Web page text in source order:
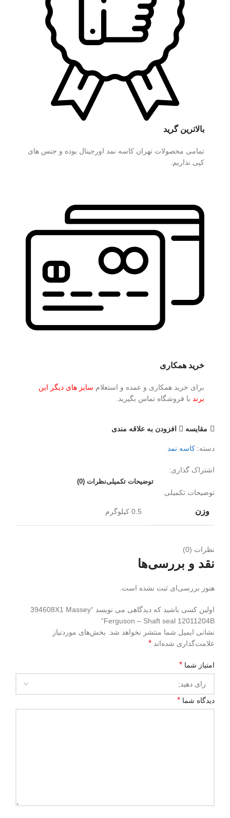
بالاترین گرید
تمامی محصولات تهران کاسه نمد اورجینال بوده و جنس های
کپی نداریم.
خرید همکاری
برای خرید همکاری و عمده و استعلام سایز های دیگر این
برند با فروشگاه تماس بگیرید.
مقايسه افزودن به علاقه مندی
دسته: کاسه نمد
اشتراک گذاری:
توضیحات تکمیلینظرات (0)
توضیحات تکمیلی
وزن 0.5 کیلوگرم
نظرات (0)
نقد و بررسی‌ها
هنوز بررسی‌ای ثبت نشده است.
اولین کسی باشید که دیدگاهی می نویسد “394608X1 Massey
Ferguson – Shaft seal 12011204B”
نشانی ایمیل شما منتشر نخواهد شد.
بخش‌های موردنیاز
علامت‌گذاری شده‌اند *
امتیاز شما *
دیدگاه شما *